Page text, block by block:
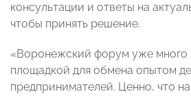
консультации и ответы на
чтобы принять решение.
«Воронежский форум уже много
площадкой для обмена опытом
предпринимателей. Ценно, что